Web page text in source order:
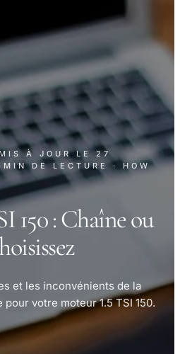
À JOUR LE27
MIN DE LECTURE
· HOW
150 : Chaîne ou
et les inconvénients de la
votre moteur 1.5 TSI 150.